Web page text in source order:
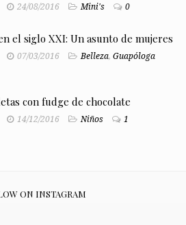
24/08/2016 Mini's 0
el siglo XXI: Un asunto de mujeres
07/03/2016 Belleza, Guapóloga
con fudge de chocolate
14/12/2016 Niños 1
ON INSTAGRAM